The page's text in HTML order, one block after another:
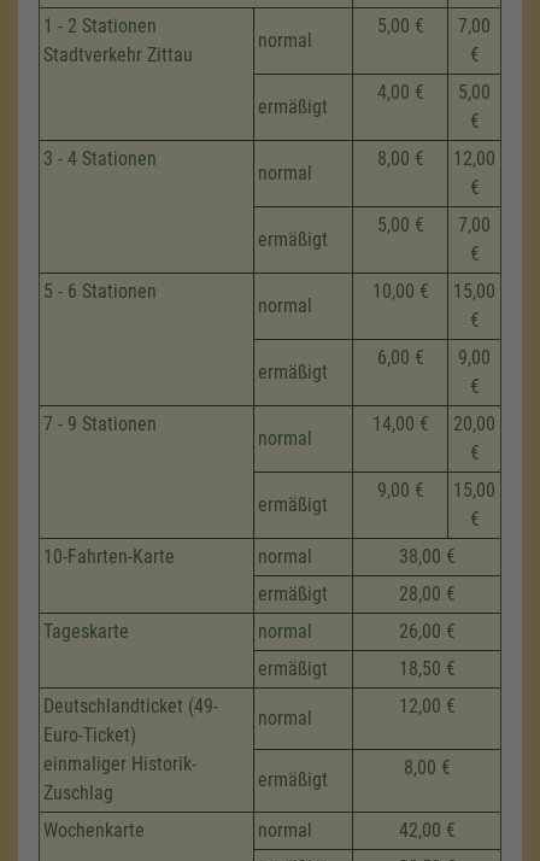
1 - 2 Stationen
Stadtverkehr Zittau
normal
5,00 €
7,00
€
ermäßigt
4,00 €
5,00
€
3 - 4 Stationen
normal
8,00 €
12,00
€
ermäßigt
5,00 €
7,00
€
5 - 6 Stationen
normal
10,00 €
15,00
€
ermäßigt
6,00 €
9,00
€
7 - 9 Stationen
normal
14,00 €
20,00
€
ermäßigt
9,00 €
15,00
€
10-Fahrten-Karte
normal
38,00 €
ermäßigt
28,00 €
Tageskarte
normal
26,00 €
ermäßigt
18,50 €
Deutschlandticket (49-
Euro-Ticket)
einmaliger Historik-
Zuschlag
normal
12,00 €
ermäßigt
8,00 €
Wochenkarte normal
42,00 €